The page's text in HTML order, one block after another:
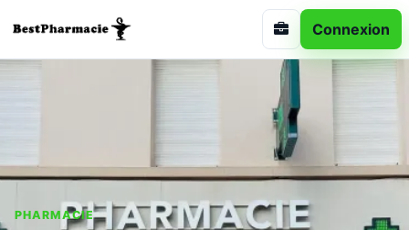
Connexion
PHARMACIE